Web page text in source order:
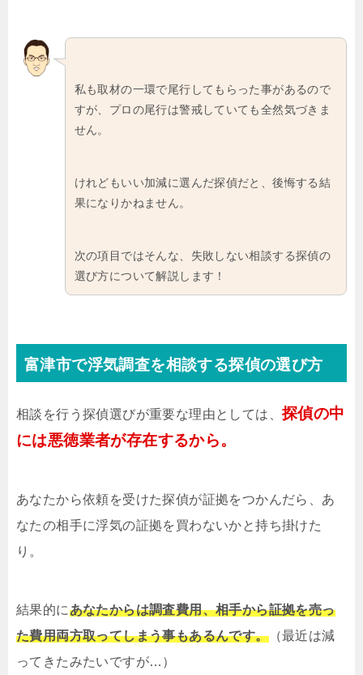
私も取材の一環で尾行してもらった事があるので
すが、プロの尾行は警戒していても全然気づきま
せん。
けれどもいい加減に選んだ探偵だと、後悔する結
果になりかねません。
次の項目ではそんな、失敗しない相談する探偵の
選び方について解説します！
富津市で浮気調査を相談する探偵の選び方
相談を行う探偵選びが重要な理由としては、 探偵の中
には悪徳業者が存在するから。
あなたから依頼を受けた探偵が証拠をつかんだら、あ
なたの相手に浮気の証拠を買わないかと持ち掛けた
り。
結果的にあなたからは調査費用、相手から証拠を売っ
た費用両方取ってしまう事もあるんです。（最近は減
ってきたみたいですが…）